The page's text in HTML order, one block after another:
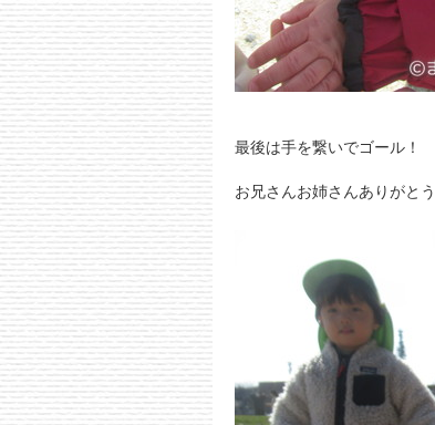
最後は手を繋いでゴール！
お兄さんお姉さんありがと